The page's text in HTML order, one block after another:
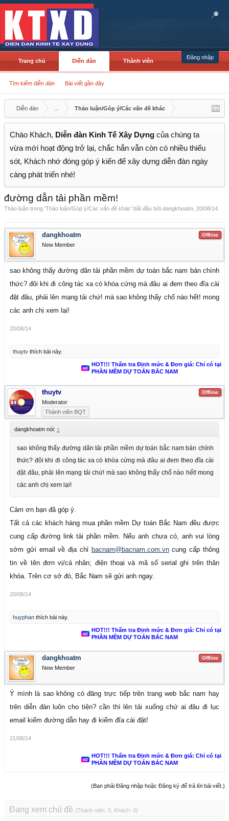
Đăng nhập
Trang chủ Diễn đàn
Tìm kiếm diễn đàn Bài viết gần đây
Thành viên
Diễn đàn Thảo luận/Góp ý/Các vấn đề khác
Chào Khách, Diễn đàn Kinh Tế Xây Dựng của chúng ta
vừa mới hoạt động trở lại, chắc hẳn vẫn còn có nhiều thiếu
sót, Khách nhớ đóng góp ý kiến để xây dựng diễn đàn ngày
càng phát triển nhé!
đường dẫn tải phần mềm!
Thảo luận trong 'Thảo luận/Góp ý/Các vấn đề khác' bắt đầu bởi dangkhoatm 20/08/14
Offline
dangkhoatm
New Member
sao không thấy đường dãn tải phần mềm dự toán bắc nam bản chính
thức? đôi khi đi công tác xa có khóa cứng mà đâu ai đem theo đĩa cài
đặt đâu, phải lên mạng tải chứ! mà sao không thấy chổ nào hết! mong
các anh chị xem lại!
20/08/14
thuytv thích bài này.
HOT!!! Thẩm tra Định mức & Đơn giá: Chỉ có tại
PHẦN MỀM DỰ TOÁN BẮC NAM
Offline
thuytv
Moderator
Thành viên BQT
dangkhoatm nói: ↑
sao không thấy đường dãn tải phần mềm dự toán bắc nam bản chính
thức? đôi khi đi công tác xa có khóa cứng mà đâu ai đem theo đĩa cài
đặt đâu, phải lên mạng tải chứ! mà sao không thấy chổ nào hết! mong
các anh chị xem lại!
Cảm ơn bạn đã góp ý.
Tất cả các khách hàng mua phần mềm Dự toán Bắc Nam đều được
cung cấp đường link tải phần mềm. Nếu anh chưa có, anh vui lòng
sớm gửi email về địa chỉ bacnam@bacnam.com.vncung cấp thông
tin về tên đơn vị/cá nhân; điện thoại và mã số serial ghi trên thân
khóa. Trên cơ sở đó, Bắc Nam sẽ gửi anh ngay.
20/08/14
huyphan thích bài này.
HOT!!! Thẩm tra Định mức & Đơn giá: Chỉ có tại
PHẦN MỀM DỰ TOÁN BẮC NAM
Offline
dangkhoatm
New Member
Ý mình là sao không có đăng trực tiếp trên trang web bắc nam hay
trên diễn đàn luôn cho tiện? cần thì lên tải xuống chứ ai đâu đi lục
email kiếm đường dẫn hay đi kiếm đĩa cài đặt!
21/08/14
HOT!!! Thẩm tra Định mức & Đơn giá: Chỉ có tại
PHẦN MỀM DỰ TOÁN BẮC NAM
(Bạn phải Đăng nhập hoặc Đăng ký để trả lời bài viết.)
Đang xem chủ đề (Thành viên: 0, Khách: 0)